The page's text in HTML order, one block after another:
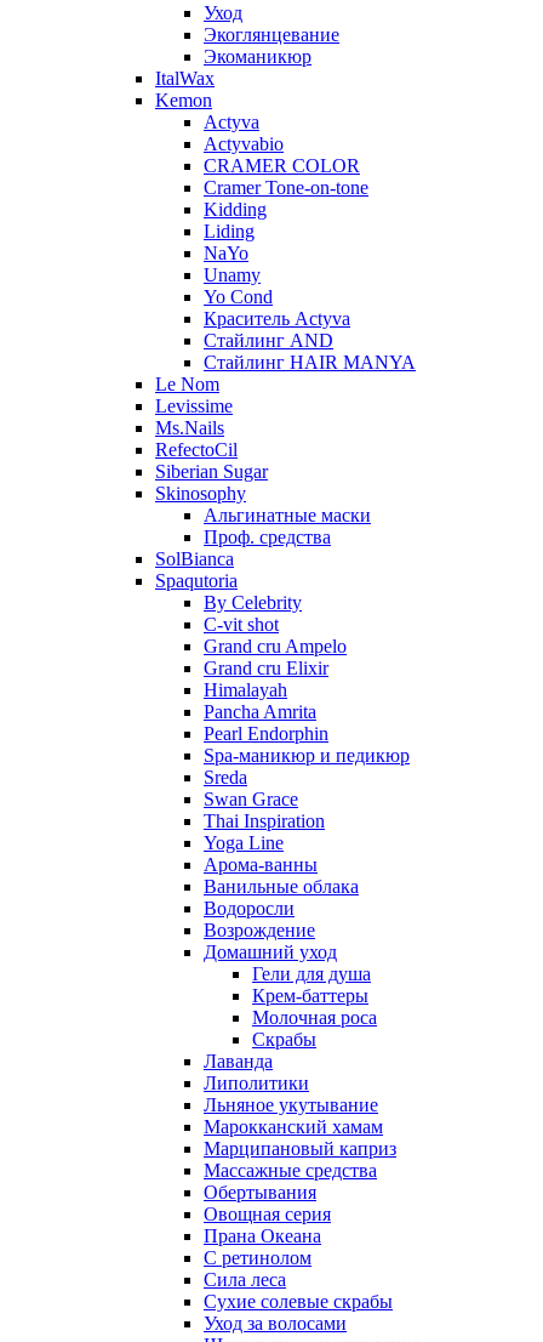
Уход
Экоглянцевание
Экоманикюр
ItalWax
Kemon
Actyva
Actyvabio
CRAMER COLOR
Cramer Tone-on-tone
Kidding
Liding
NaYo
Unamy
Yo Cond
Краситель Actyva
Стайлинг AND
Стайлинг HAIR MANYA
Le Nom
Levissime
Ms.Nails
RefectoCil
Siberian Sugar
Skinosophy
Альгинатные маски
Проф. средства
SolBianca
Spaqutoria
By Celebrity
C-vit shot
Grand cru Ampelo
Grand сru Elixir
Himalayah
Pancha Amrita
Pearl Endorphin
Spa-маникюр и педикюр
Sreda
Swan Grace
Thai Inspiration
Yoga Line
Арома-ванны
Ванильные облака
Водоросли
Возрождение
Домашний уход
Гели для душа
Крем-баттеры
Молочная роса
Скрабы
Лаванда
Липолитики
Льняное укутывание
Марокканский хамам
Марципановый каприз
Массажные средства
Обертывания
Овощная серия
Прана Океана
С ретинолом
Сила леса
Сухие солевые скрабы
Уход за волосами